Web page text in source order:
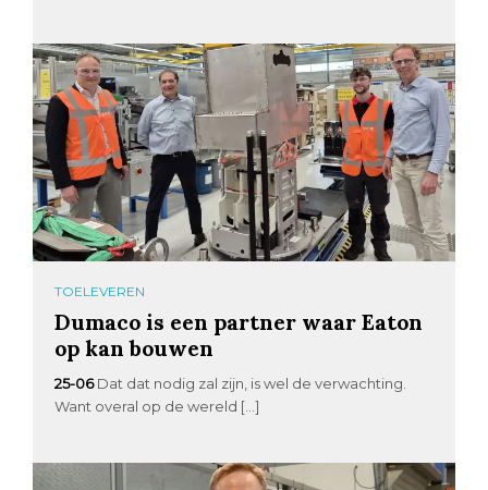
TOELEVEREN
Dumaco is een partner waar Eaton
op kan bouwen
25-06 Dat dat nodig zal zijn, is wel de verwachting.
Want overal op de wereld […]